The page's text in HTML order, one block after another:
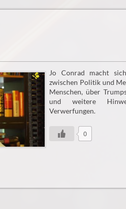
Jo Conrad macht
zwischen Politik und
Menschen, über
und weitere
Verwerfungen.
0